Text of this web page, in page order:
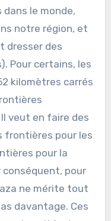
dans le monde,
notre région, et
dresser des
Pour certains, les
kilomètres carrés
veut en faire des
frontières pour les
pour la
pour
ne mérite tout
davantage. Ces